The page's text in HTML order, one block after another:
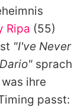
Ripa (55)
"I've Never
sprach
ihre
passt: